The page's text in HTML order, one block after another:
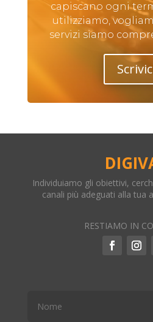
capiscano ogni
utilizziamo,
servizi siamo
Individuiamo gli obiettivi,
canali più adeguati alla tua
RESTIAMO IN